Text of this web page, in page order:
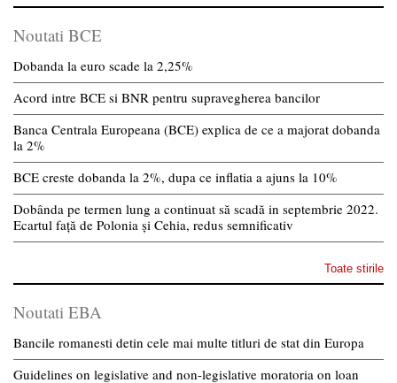
Noutati BCE
Dobanda la euro scade la 2,25%
Acord intre BCE si BNR pentru supravegherea bancilor
Banca Centrala Europeana (BCE) explica de ce a majorat dobanda
la 2%
BCE creste dobanda la 2%, dupa ce inflatia a ajuns la 10%
Dobânda pe termen lung a continuat să scadă in septembrie 2022.
Ecartul față de Polonia și Cehia, redus semnificativ
Toate stirile
Noutati EBA
Bancile romanesti detin cele mai multe titluri de stat din Europa
Guidelines on legislative and non-legislative moratoria on loan